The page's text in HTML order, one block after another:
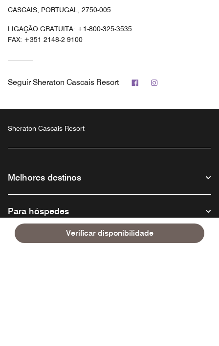
Verificar disponibilidade
CASCAIS, PORTUGAL, 2750-005
LIGAÇÃO GRATUITA: +1-800-325-3535
FAX: +351 2148-2 9100
Seguir Sheraton Cascais Resort Facebook
Sheraton Cascais Resort
Melhores destinos
Para hóspedes
Nossa empresa